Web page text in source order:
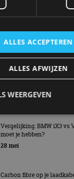
30 jul
De nieuwe Mercedes-Benz
met superkrachten?
30 jul
EV
HET!
van 24 tot 26
Vergelijking: BMW iX3 vs
moet je hebben?
28 mei
Carbon fibre op je
ALLES ACCEPTEREN
ALLES AFWIJZEN
WEERGEVEN
Prestatie
cookies maken de
van de website